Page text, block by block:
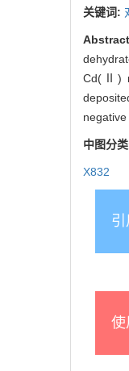
关键词:
Cd(Ⅱ)
中图分
X832
引
使